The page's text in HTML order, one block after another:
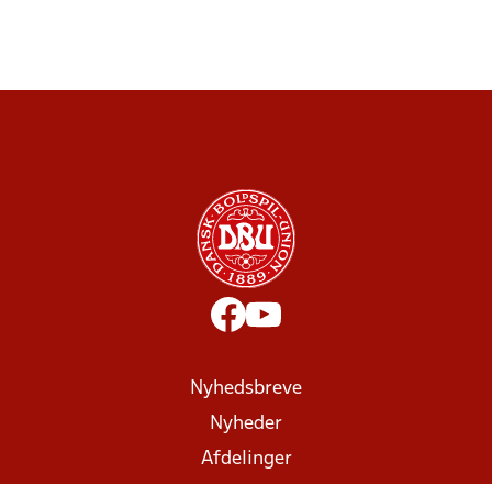
Nyhedsbreve
Nyheder
Afdelinger